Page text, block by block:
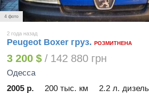
4 фото
2 года назад
Peugeot Boxer груз. РОЗМИТНЕНА
3 200 $ / 142 880 грн
Одесса
2005 р.
200 тыс. км 2.2 л. дизель